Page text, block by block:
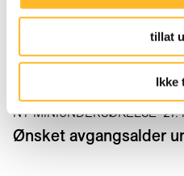
tillat
Ikke
BAROMETERET ER I GANG
Ipsos intervjuer 1200
NY MINIUNDERSØKELSE27.
Ønsket avgangsalder